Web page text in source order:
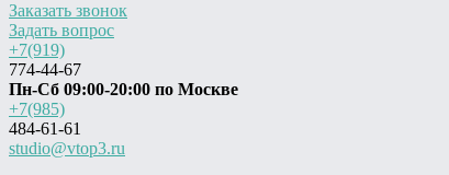
Заказать звонок
Задать вопрос
+7(919)
774-44-67
Пн-Сб 09:00-20:00 по Москве
+7(985)
484-61-61
studio@vtop3.ru